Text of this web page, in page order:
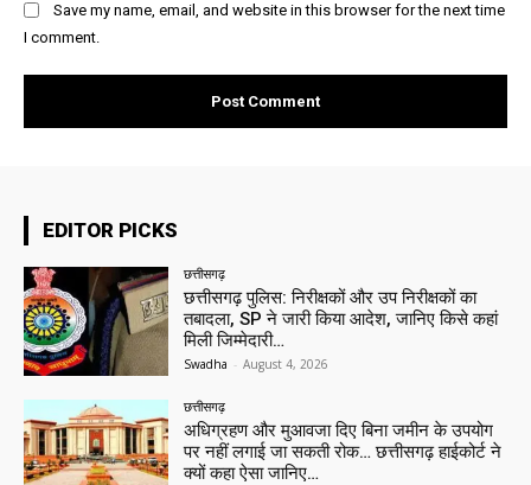
Save my name, email, and website in this browser for the next time
I comment.
EDITOR PICKS
छत्तीसगढ़
छत्तीसगढ़ पुलिस: निरीक्षकों और उप निरीक्षकों का
तबादला, SP ने जारी किया आदेश, जानिए किसे कहां
मिली जिम्मेदारी…
Swadha - August 4, 2026
छत्तीसगढ़
अधिग्रहण और मुआवजा दिए बिना जमीन के उपयोग
पर नहीं लगाई जा सकती रोक… छत्तीसगढ़ हाईकोर्ट ने
क्यों कहा ऐसा जानिए…